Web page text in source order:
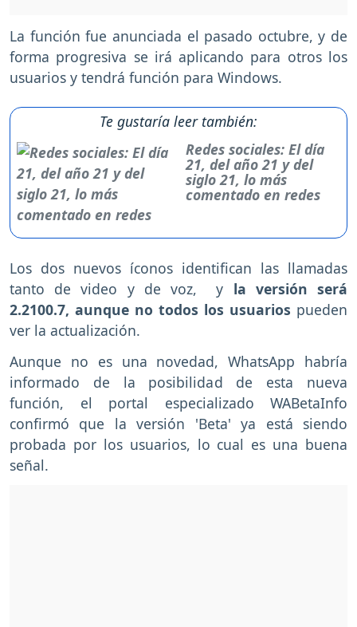
La función fue anunciada el pasado octubre, y de
forma progresiva se irá aplicando para otros los
usuarios y tendrá función para Windows.
Te gustaría leer también:
Redes sociales: El día
21, del año 21 y del
siglo 21, lo más
comentado en redes
Los dos nuevos íconos identifican las llamadas
tanto de video y de voz, y la versión será
2.2100.7, aunque no todos los usuarios pueden
ver la actualización.
Aunque no es una novedad, WhatsApp habría
informado de la posibilidad de esta nueva
función, el portal especializado WABetaInfo
confirmó que la versión 'Beta' ya está siendo
probada por los usuarios, lo cual es una buena
señal.